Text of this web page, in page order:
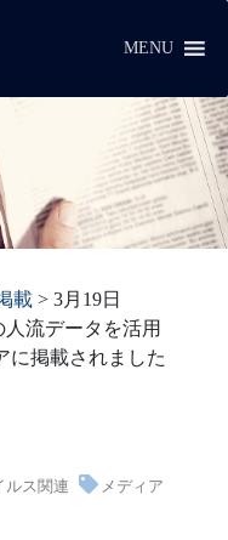
MENU
載> 3月19日
人流データを活用
に掲載されました
ルス関連 メディア